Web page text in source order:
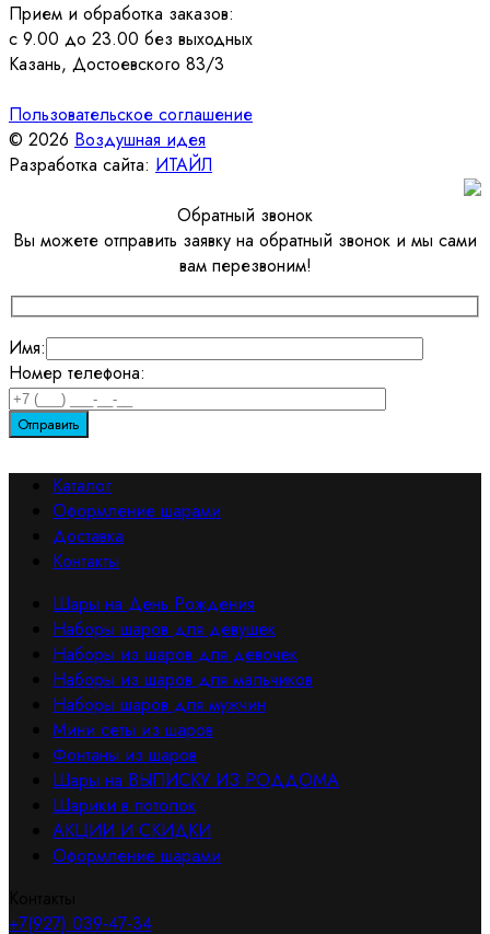
Прием и обработка заказов:
с 9.00 до 23.00 без выходных
Казань, Достоевского 83/3
Пользовательское соглашение
© 2026 Воздушная идея
Разработка сайта: ИТАЙЛ
Обратный звонок
Вы можете отправить заявку на обратный звонок и мы сами
вам перезвоним!
Имя:
Номер телефона:
Каталог
Оформление шарами
Доставка
Контакты
Шары на День Рождения
Наборы шаров для девушек
Наборы из шаров для девочек
Наборы из шаров для мальчиков
Наборы шаров для мужчин
Мини сеты из шаров
Фонтаны из шаров
Шары на ВЫПИСКУ ИЗ РОДДОМА
Шарики в потолок
АКЦИИ И СКИДКИ
Оформление шарами
+7(927) 039-47-34